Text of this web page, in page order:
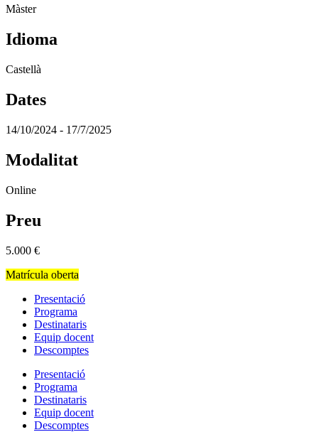
Màster
Idioma
Castellà
Dates
14/10/2024 - 17/7/2025
Modalitat
Online
Preu
5.000 €
Matrícula oberta
Presentació
Programa
Destinataris
Equip docent
Descomptes
Presentació
Programa
Destinataris
Equip docent
Descomptes